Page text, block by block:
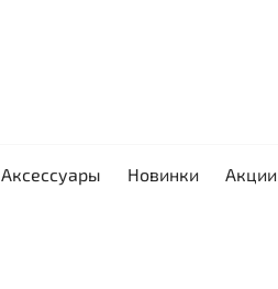
Аксессуары Новинки Акции